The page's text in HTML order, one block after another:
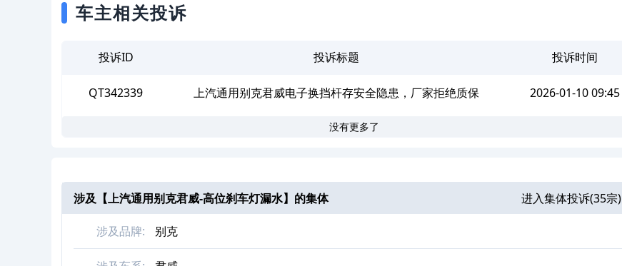
车主相关投诉
投诉ID 投诉标题 投诉时间
QT342339 上汽通用别克君威电子换挡杆存安全隐患，厂家拒绝质保 2026-01-10 09:45
没有更多了
涉及【上汽通用别克君威-高位刹车灯漏水】的集体 进入集体投诉(35宗)
涉及品牌: 别克